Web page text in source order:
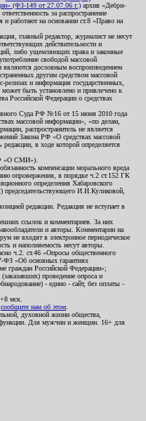
(ФЗ-149 от 27.07.06 г.) архив «Дебри-
за распространение
и работают на основании ст.8 «Право на
главный редактор, журналист не несут
действительности и
либо ущемляющих права и законные
свободой массовой
дословным воспроизведением
другим средством массовой
и информация государственных,
быть установлено и привлечено к
Российской Федерации о средствах
Суда РФ №16 от 15 июня 2010 года
массовой информации», «по делам,
распространитель не является
Закона РФ «О средствах массовой
в ходе которой определяется
«О СМИ»).
компенсации морального вреда
опровержения, в порядке ч.2 ст.152 ГК
определения Хабаровского
председательствующего И.И.Куликовой,
редакции. Редакция не вступает в
ссылок и комментариев. За них
и авторы. Комментарии на
не входят в электронное периодическое
и наполняемость несут авторы.
ч.2. ст.46 «Опросы общественного
ФЗ «Об основных гарантиях
граждан Российской Федерации»;
проведение опроса и
- едино - сайт, без оплаты -
мск.
сообщите нам об этом
духовной жизни общества,
функции. Для мужчин и женщин. 16+ для